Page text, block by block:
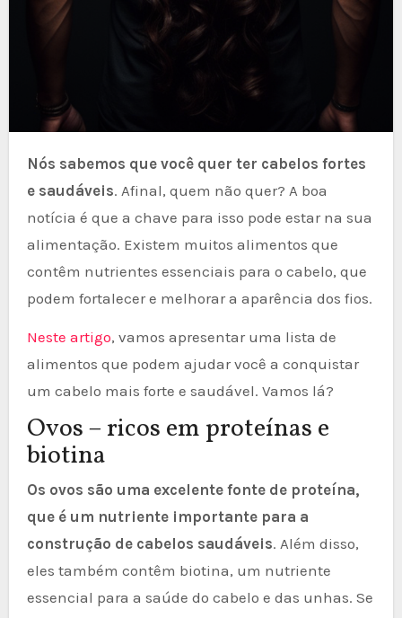
Nós sabemos que você quer ter cabelos fortes
e saudáveis. Afinal, quem não quer? A boa
notícia é que a chave para isso pode estar na sua
alimentação. Existem muitos alimentos que
contêm nutrientes essenciais para o cabelo, que
podem fortalecer e melhorar a aparência dos fios.
Neste artigo, vamos apresentar uma lista de
alimentos que podem ajudar você a conquistar
um cabelo mais forte e saudável. Vamos lá?
Ovos – ricos em proteínas e
biotina
Os ovos são uma excelente fonte de proteína,
que é um nutriente importante para a
construção de cabelos saudáveis. Além disso,
eles também contêm biotina, um nutriente
essencial para a saúde do cabelo e das unhas. Se